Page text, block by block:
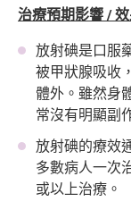
治療預期影響 /
放射碘是口服
被甲狀腺吸收
體外。雖然身
常沒有明顯副
放射碘的療效
多數病人一次
或以上治療。